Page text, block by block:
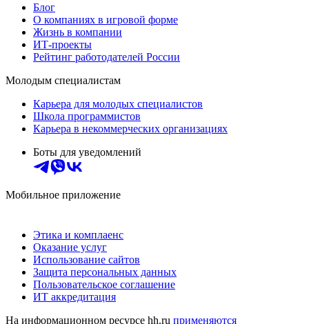
Блог
О компаниях в игровой форме
Жизнь в компании
ИТ-проекты
Рейтинг работодателей России
Молодым специалистам
Карьера для молодых специалистов
Школа программистов
Карьера в некоммерческих организациях
Боты для уведомлений
Мобильное приложение
Этика и комплаенс
Оказание услуг
Использование сайтов
Защита персональных данных
Пользовательское соглашение
ИТ аккредитация
На информационном ресурсе hh.ru применяются